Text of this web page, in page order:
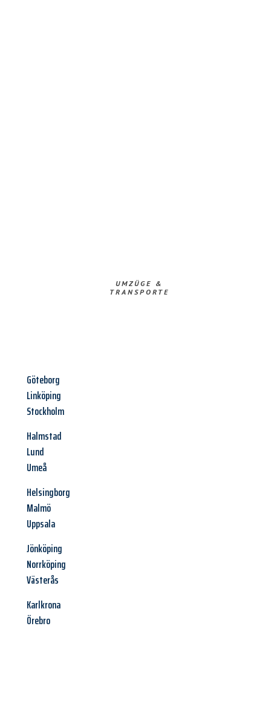
UMZÜGE &
TRANSPORTE
Göteborg
Linköping
Stockholm
Halmstad
Lund
Umeå
Helsingborg
Malmö
Uppsala
Jönköping
Norrköping
Västerås
Karlkrona
Örebro